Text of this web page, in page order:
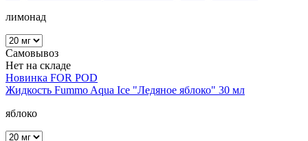
лимонад
Самовывоз
Нет на складе
Новинка FOR POD
Жидкость Fummo Aqua Ice "Ледяное яблоко" 30 мл
яблоко